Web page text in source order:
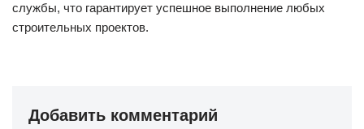
службы, что гарантирует успешное выполнение любых
строительных проектов.
Добавить комментарий